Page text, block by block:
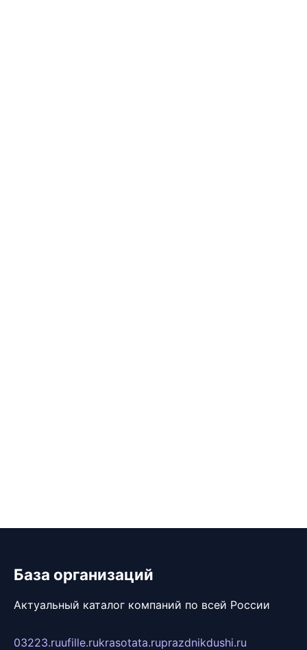
База организаций
Актуальный каталог компаний по всей России
03223.ruufille.rukrasotata.ruprazdnikdushi.ru